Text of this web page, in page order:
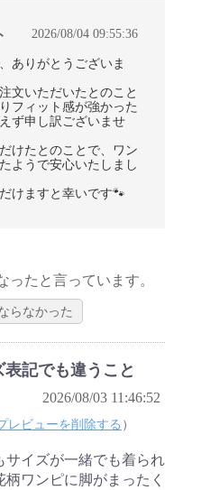
2026/08/04 09:55:36
ありがとうございま
文いただいたとのこと
フィット感が強かった
ず申し訳ございませ
けたとのことで、ワン
ようで安心いたしまし
けますと幸いです🐾
ったと言っています。
らなかった
表記でも違うこと
2026/08/03 11:46:52
レビューを削除する ）
サイズが一緒でも着られ
ワンピに脚がまったく